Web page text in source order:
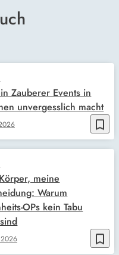
bookmark_border
Zauberer Events in
unvergesslich macht
bookmark_border
meine
Warum
OPs kein Tabu